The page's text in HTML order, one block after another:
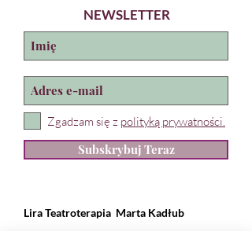
NEWSLETTER
Zgadzam się z polityką prywatności.
Subskrybuj Teraz
Lira Teatroterapia Marta Kadłub